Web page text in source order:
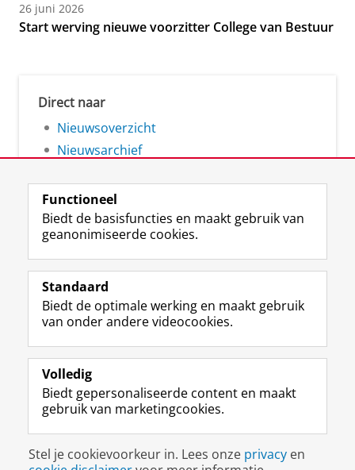
26 juni 2026
Start werving nieuwe voorzitter College van Bestuur
Direct naar
Nieuwsoverzicht
Nieuwsarchief
Volg de RUG
F
a
e
b
o
p
a
i
n
L
i
k
e
I
-
p
g
i
R
S
-
f
e
R
k
s
I
n
t
r
m
c
c
Y
o
T
e
k
a
a
Studiekiezers
Alumni
Over ons
Disclaimer & Copyright
Inloggen
Functioneel
Biedt de basisfuncties en maakt gebruik van
geanonimiseerde cookies.
Standaard
Biedt de optimale werking en maakt gebruik
van onder andere videocookies.
Volledig
Biedt gepersonaliseerde content en maakt
gebruik van marketingcookies.
Stel je cookievoorkeur in. Lees onze privacy en